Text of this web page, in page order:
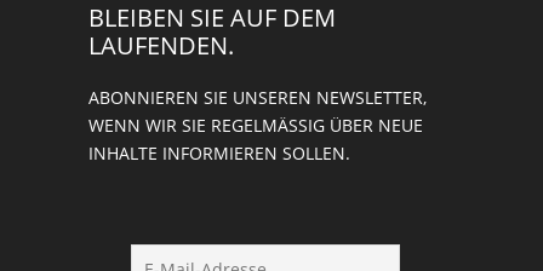
BLEIBEN SIE AUF DEM
LAUFENDEN.
ABONNIEREN SIE UNSEREN NEWSLETTER,
WENN WIR SIE REGELMÄSSIG ÜBER NEUE I
NHALTE INFORMIEREN SOLLEN.